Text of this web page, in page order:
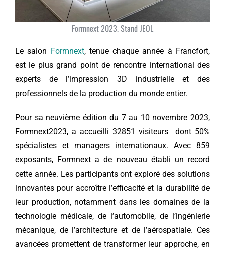
Formnext 2023. Stand JEOL
Le salon Formnext, tenue chaque année à Francfort,
est le plus grand point de rencontre international des
experts de l’impression 3D industrielle et des
professionnels de la production du monde entier.
Pour sa neuvième édition du 7 au 10 novembre 2023,
Formnext2023, a accueilli 32851 visiteurs dont 50%
spécialistes et managers internationaux. Avec 859
exposants, Formnext a de nouveau établi un record
cette année. Les participants ont exploré des solutions
innovantes pour accroître l’efficacité et la durabilité de
leur production, notamment dans les domaines de la
technologie médicale, de l’automobile, de l’ingénierie
mécanique, de l’architecture et de l’aérospatiale. Ces
avancées promettent de transformer leur approche, en